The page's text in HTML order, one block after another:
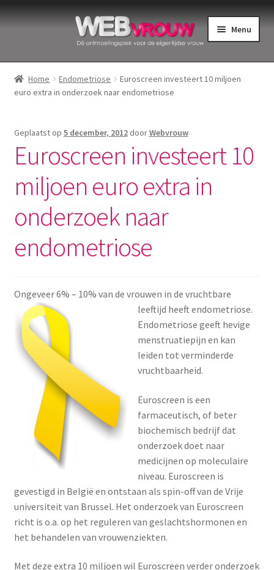
Ga
Ga
Menu
Home
Bekkenbodemspieren
Intiemverzorging
Menstruatiedisks
Menstruatiecups
Menstruatieondergoed
Menstruatiepijn
Menstruatiesponsjes
Seksualiteit
Tampons
Stimulatie, vibrators
Verzorgingsproducten
Wasbaar maandverband
Home Endometriose
Euroscreen investeert 10 miljoen
euro extra in onderzoek naar endometriose
Geplaatst op 5 december, 2012 doorWebvrouw
Euroscreen investeert 10
miljoen euro extra in
onderzoek naar
endometriose
Ongeveer 6% – 10% van de vrouwen in de vruchtbare
leeftijd heeft endometriose.
Endometriose geeft hevige
menstruatiepijn en kan
leiden tot verminderde
vruchtbaarheid.
Euroscreen is een
farmaceutisch, of beter
biochemisch bedrijf dat
onderzoek doet naar
medicijnen op moleculaire
niveau. Euroscreen is
gevestigd in België en ontstaan als spin-off van de Vrije
universiteit van Brussel. Het onderzoek van Euroscreen
richt is o.a. op het reguleren van geslachtshormonen en
het behandelen van vrouwenziekten.
Met deze extra 10 miljoen wil Euroscreen verder onderzoek